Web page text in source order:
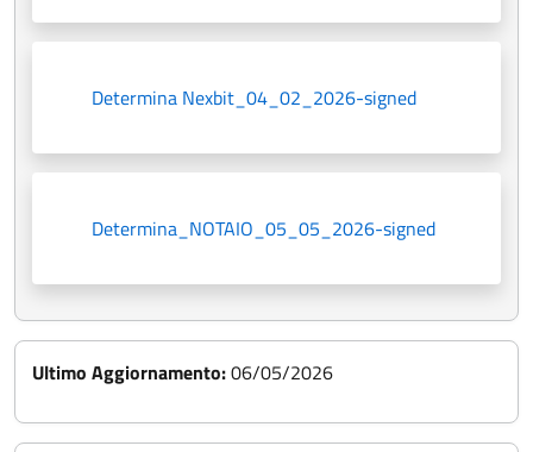
Determina Nexbit_04_02_2026-signed
Determina_NOTAIO_05_05_2026-signed
Ultimo Aggiornamento:06/05/2026